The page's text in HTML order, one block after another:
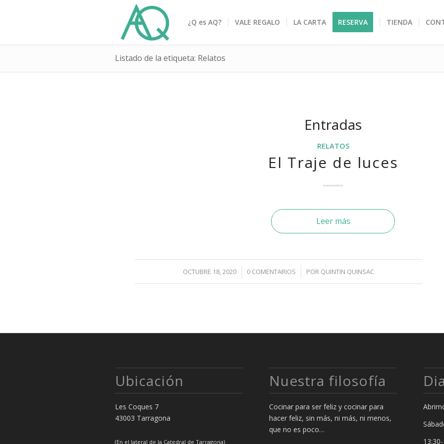
¿Q es AQ? VALE REGALO LA CARTA RESERVA TIENDA
Listado de la etiqueta: Relatos
Entradas
RELATOS
El Traje de luces
Leer más
OCTUBRE 18, 2020
/ 0 COMENTARIOS
/ POR QUINTIN QUINSAC
Ubicación
Les Coques 7
43003 Tarragona
(En el lateral de la Catedral de Tarragona)
Nuestra filosofía
Cocinar para ser feliz y cocinar para
hacer feliz, sin más, ni más, ni menos,
que no es poco…